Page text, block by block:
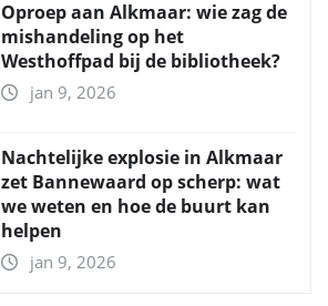
Oproep aan Alkmaar: wie zag de
mishandeling op het
Westhoffpad bij de bibliotheek?
jan 9, 2026
Nachtelijke explosie in Alkmaar
zet Bannewaard op scherp: wat
we weten en hoe de buurt kan
helpen
jan 9, 2026